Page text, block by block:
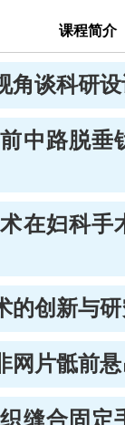
课程简介
角谈科研
中路脱垂
在妇科手
的创新与
网片骶前
缝合固定